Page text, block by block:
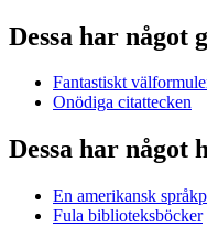
Dessa har något
Fantastiskt
Onödiga citattecken
Dessa har något
En amerikansk
Fula biblioteksböcker